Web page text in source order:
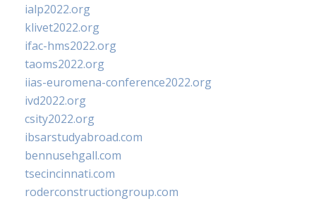
ialp2022.org
klivet2022.org
ifac-hms2022.org
taoms2022.org
iias-euromena-conference2022.org
ivd2022.org
csity2022.org
ibsarstudyabroad.com
bennusehgall.com
tsecincinnati.com
roderconstructiongroup.com